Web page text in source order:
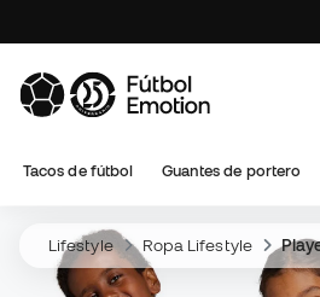
Tacos de fútbol Guantes de portero
Lifestyle Ropa Lifestyle